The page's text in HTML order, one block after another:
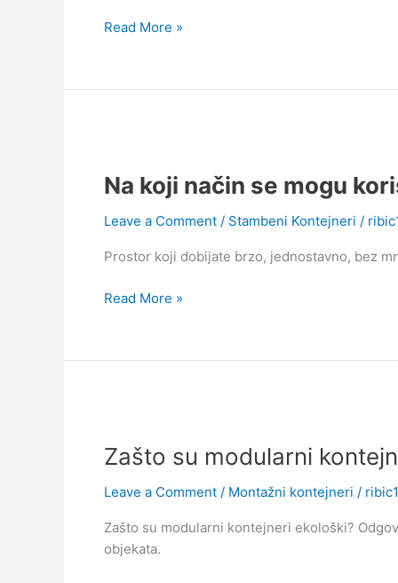
modernih
Read More »
Na koji način se mogu
Leave a Comment / Stambeni Kontejneri /
Prostor koji dobijate brzo, jednostavno, bez
način
mogu
stambeni
Read More »
Zašto su modularni
Leave a Comment / Montažni kontejneri /
Zašto su modularni kontejneri ekološki?
objekata.
modularni
ekološki?